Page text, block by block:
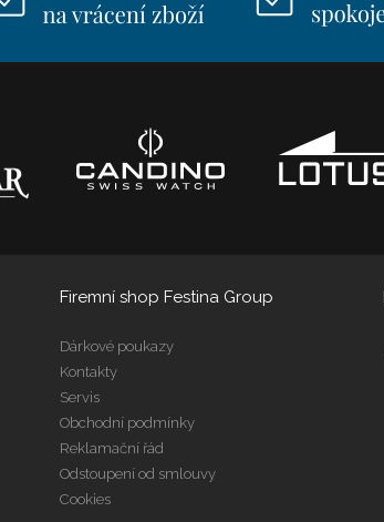
Firemní shop Festina Group
Dárkové poukazy
Kontakty
Servis
Obchodní podmínky
Reklamační řád
Odstoupení od smlouvy
Cookies